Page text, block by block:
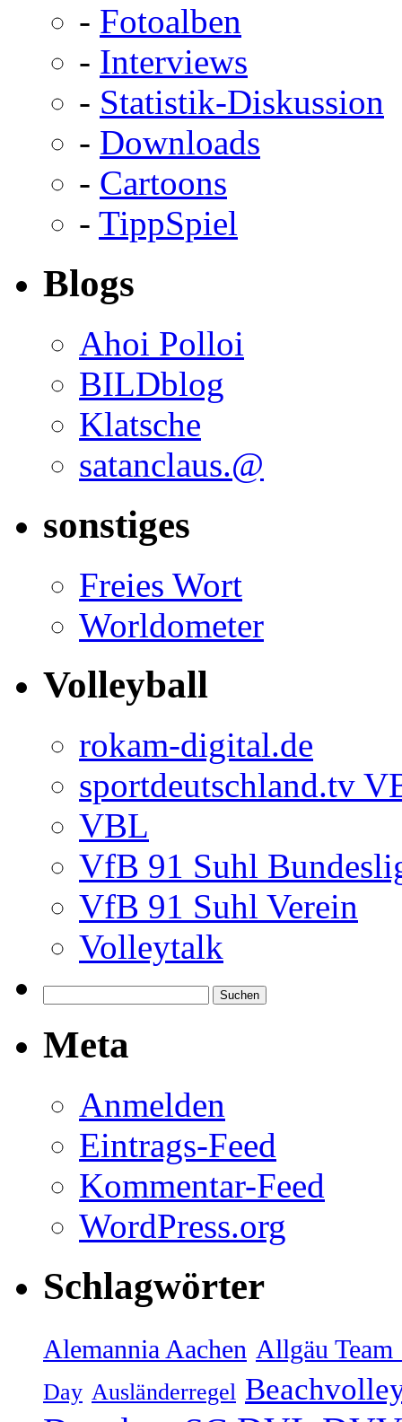
- Fotoalben
- Interviews
- Statistik-Diskussion
- Downloads
- Cartoons
- TippSpiel
Blogs
Ahoi Polloi
BILDblog
Klatsche
satanclaus.@
sonstiges
Freies Wort
Worldometer
Volleyball
rokam-digital.de
sportdeutschland.tv
VBL
VfB 91 Suhl
VfB 91 Suhl Verein
Volleytalk
Meta
Anmelden
Eintrags-Feed
Kommentar-Feed
WordPress.org
Schlagwörter
Alemannia Aachen Allgäu Team
Day Ausländerregel